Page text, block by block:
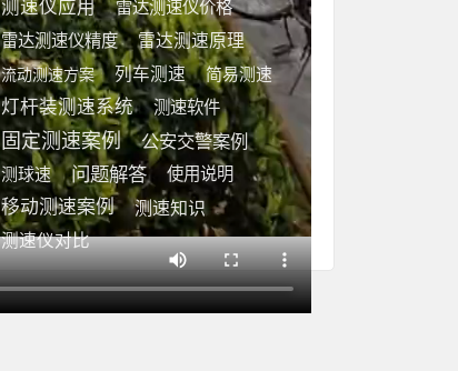
测速仪应用
雷达测速仪价格
雷达测速仪精度
雷达测速原理
流动测速方案 列车测速 简易测速
灯杆装测速系统 测速软件
固定测速案例 公安交警案例
测球速 问题解答 使用说明
移动测速案例 测速知识
测速仪对比